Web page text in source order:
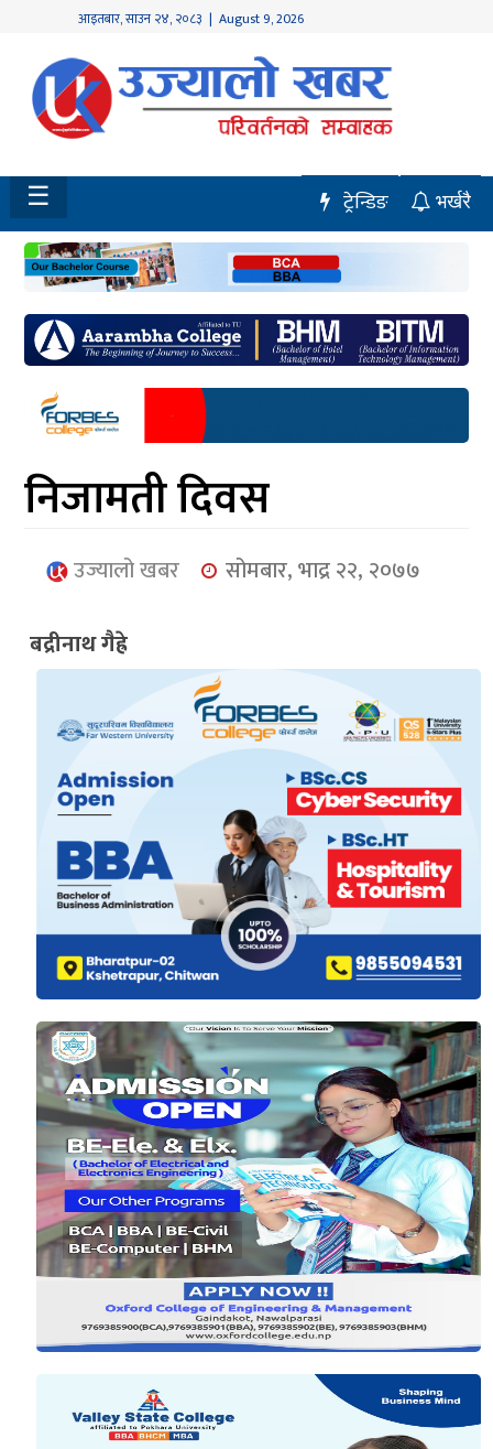
आइतबार,साउन २४, २०८३ | August 9, 2026
होमपेज
नवलपुर
विशेष
मध्य
नेपाल
चितवन
सेरोफेरो
समाचार
आर्थिक
मनोरञ्जन
अन्तर्राष्ट्रिय/
युनिकोड
☰ भर्खरै
ट्रेन्डिङ
निजामती दिवस
उज्यालो खबर
सोमबार, भाद्र २२, २०७७
बद्रीनाथ गैह्रे